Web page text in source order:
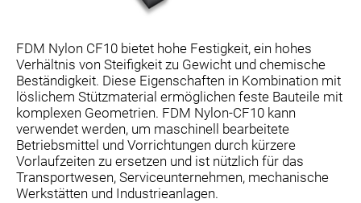
FDM Nylon CF10 bietet hohe Festigkeit, ein hohes
Verhältnis von Steifigkeit zu Gewicht und chemische
Beständigkeit. Diese Eigenschaften in Kombination mit
löslichem Stützmaterial ermöglichen feste Bauteile mit
komplexen Geometrien. FDM Nylon-CF10 kann
verwendet werden, um maschinell bearbeitete
Betriebsmittel und Vorrichtungen durch kürzere
Vorlaufzeiten zu ersetzen und ist nützlich für das
Transportwesen, Serviceunternehmen, mechanische
Werkstätten und Industrieanlagen.